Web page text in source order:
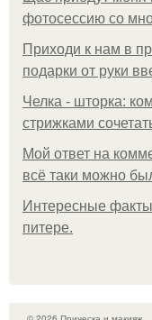
фотосессию со
Приходи к нам в
подарки от руки
Челка - шторка:
стрижками
Мой ответ на
всё таки можно
Интересные факты
питере.